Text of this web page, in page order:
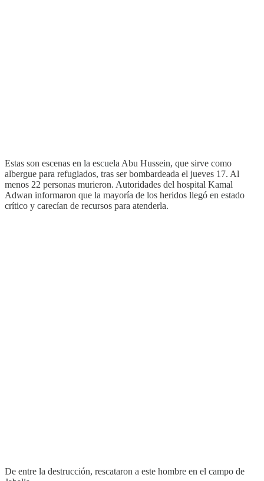
Estas son escenas en la escuela Abu Hussein, que sirve como
albergue para refugiados, tras ser bombardeada el jueves 17. Al
menos 22 personas murieron. Autoridades del hospital Kamal
Adwan informaron que la mayoría de los heridos llegó en estado
crítico y carecían de recursos para atenderla.
De entre la destrucción, rescataron a este hombre en el campo de